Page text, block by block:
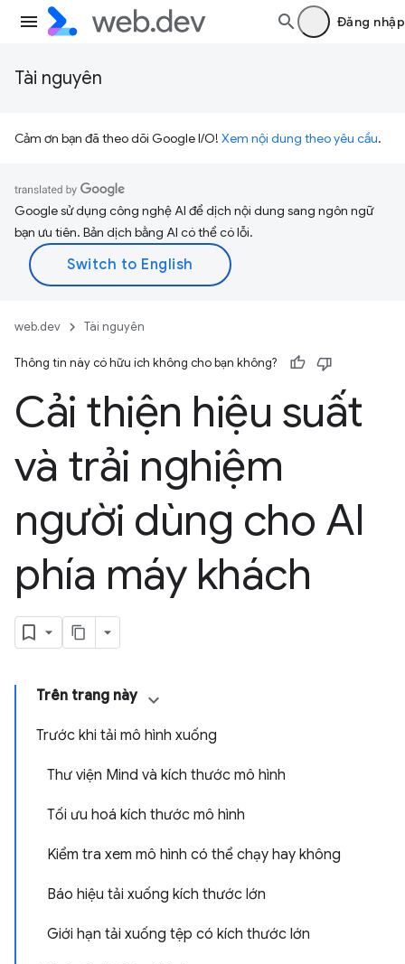
Đăng nhập
Tài nguyên
Cảm ơn bạn đã theo dõi Google I/O! Xem nội dung theo yêu cầu.
Google sử dụng công nghệ AI để dịch nội dung sang ngôn ngữ
bạn ưu tiên. Bản dịch bằng AI có thể có lỗi.
web.dev Tài nguyên
Thông tin này có hữu ích không cho bạn không?
Cải thiện hiệu suất
và trải nghiệm
người dùng cho AI
phía máy khách
Trên trang này
Trước khi tải mô hình xuống
Thư viện Mind và kích thước mô hình
Tối ưu hoá kích thước mô hình
Kiểm tra xem mô hình có thể chạy hay không
Báo hiệu tải xuống kích thước lớn
Giới hạn tải xuống tệp có kích thước lớn